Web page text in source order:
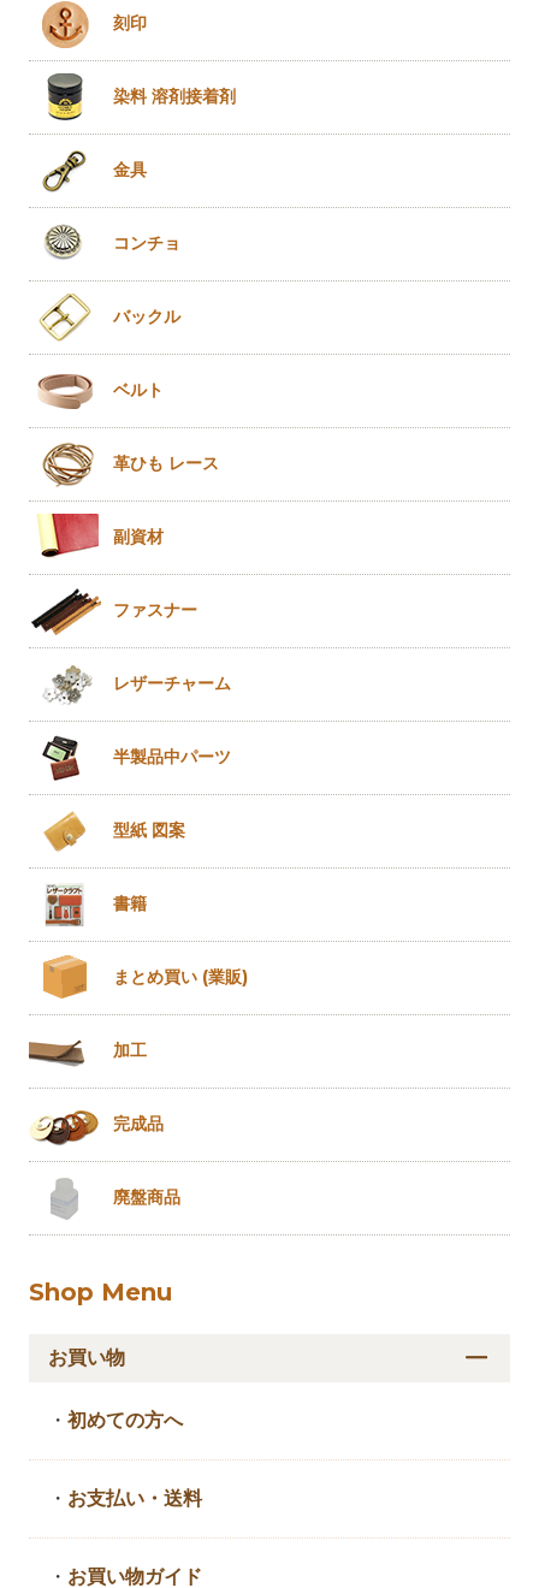
刻印
染料 溶剤接着剤
金具
コンチョ
バックル
ベルト
革ひも レース
副資材
ファスナー
レザーチャーム
半製品中パーツ
型紙 図案
書籍
まとめ買い (業販)
加工
完成品
廃盤商品
Shop Menu
お買い物
・初めての方へ
・ お支払い・送料
・ お買い物ガイド